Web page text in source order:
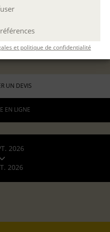
et politique de confidentialité
UN DEVIS
EN LIGNE
2026
2026